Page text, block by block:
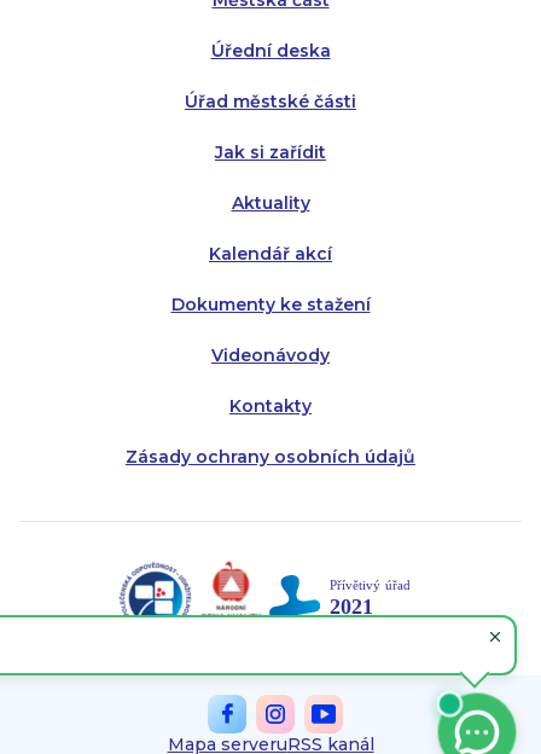
Úřední deska
Úřad městské části
Jak si zařídit
Aktuality
Kalendář akcí
Dokumenty ke stažení
Videonávody
Kontakty
Zásady ochrany osobních údajů
Středa:
Čtvrtek:
Pátek:
Středa:
Čtvrtek:
Mapa serveruRSS kanál